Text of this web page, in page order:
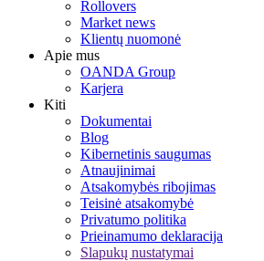
Rollovers
Market news
Klientų nuomonė
Apie mus
OANDA Group
Karjera
Kiti
Dokumentai
Blog
Kibernetinis saugumas
Atnaujinimai
Atsakomybės ribojimas
Teisinė atsakomybė
Privatumo politika
Prieinamumo deklaracija
Slapukų nustatymai